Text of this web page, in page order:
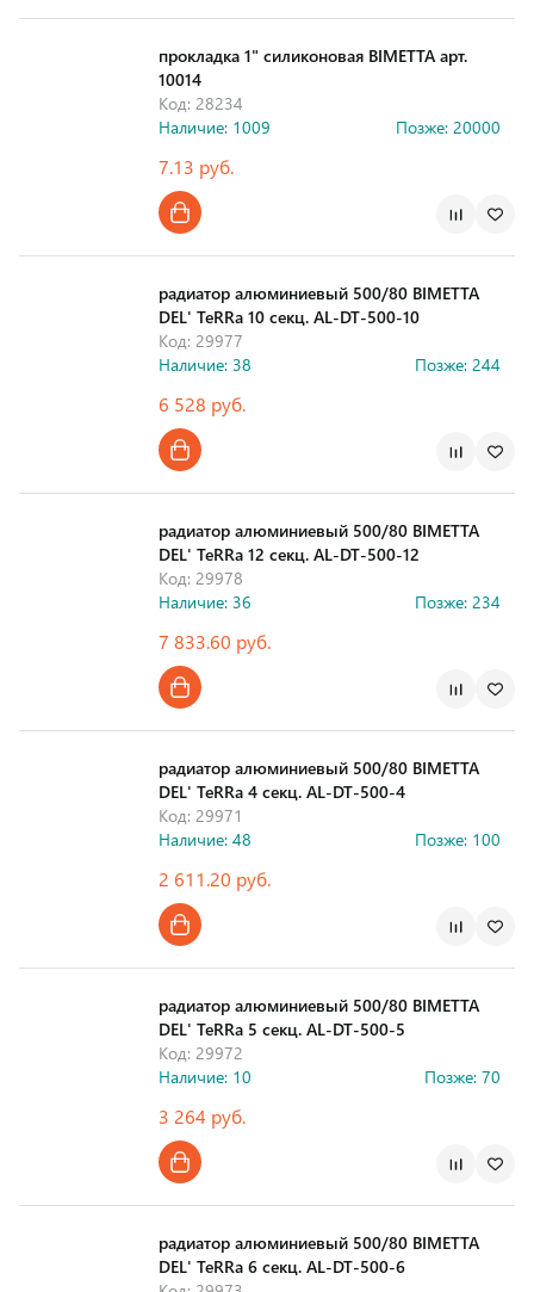
прокладка 1" силиконовая BIMETTA арт.
10014
Код: 28234
Наличие: 1009
Позже: 20000
7.13 руб.
радиатор алюминиевый 500/80 BIMETTA
DEL' TeRRa 10 секц. AL-DT-500-10
Код: 29977
Наличие: 38
Позже: 244
6 528 руб.
радиатор алюминиевый 500/80 BIMETTA
DEL' TeRRa 12 секц. AL-DT-500-12
Код: 29978
Наличие: 36
Позже: 234
7 833.60 руб.
радиатор алюминиевый 500/80 BIMETTA
DEL' TeRRa 4 секц. AL-DT-500-4
Код: 29971
Наличие: 48
Позже: 100
2 611.20 руб.
радиатор алюминиевый 500/80 BIMETTA
DEL' TeRRa 5 секц. AL-DT-500-5
Код: 29972
Наличие: 10
Позже: 70
3 264 руб.
радиатор алюминиевый 500/80 BIMETTA
DEL' TeRRa 6 секц. AL-DT-500-6